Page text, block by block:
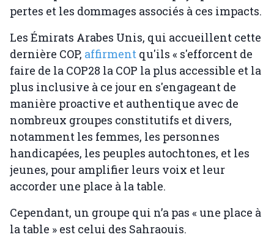
pertes et les dommages associés à ces impacts.
Les Émirats Arabes Unis, qui accueillent cette
dernière COP, affirment qu'ils « s'efforcent de
faire de la COP28 la COP la plus accessible et la
plus inclusive à ce jour en s'engageant de
manière proactive et authentique avec de
nombreux groupes constitutifs et divers,
notamment les femmes, les personnes
handicapées, les peuples autochtones, et les
jeunes, pour amplifier leurs voix et leur
accorder une place à la table.
Cependant, un groupe qui n’a pas « une place à
la table » est celui des Sahraouis.